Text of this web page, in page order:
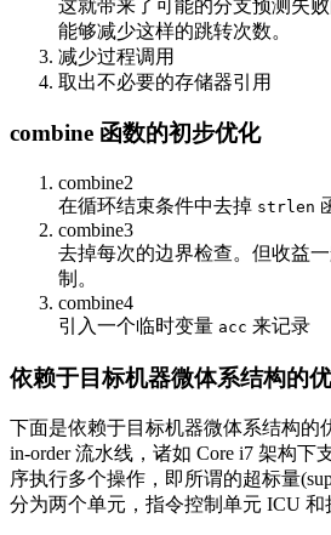
这就带来了可能的分支预测失
能够减少这样的跳转次数。
减少过程调用
取出不必要的存储器引用
combine 函数的初步优化
combine2
在循环结束条件中去掉 strlen
combine3
去掉每次的边界检查。但收益
制。
combine4
引入一个临时变量 acc 来记录
依赖于目标机器微体系结构的
下面是依赖于目标机器微体系结构的
in-order 流水线，诸如 Core i7 架构下
序执行多个操作，即所谓的超标量
分为两个单元，指令控制单元 ICU 和